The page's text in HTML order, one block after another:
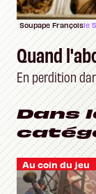
Soupape Françoisle
Quand
En perdition
Dans
Au coin du jeu